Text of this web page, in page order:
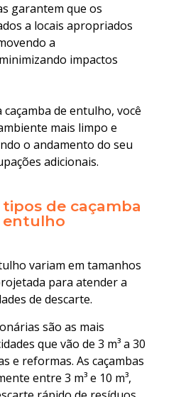
garantem que os
a locais apropriados
a
impactos
de entulho, você
mais limpo e
o andamento do seu
adicionais.
de caçamba
entulho
variam em tamanhos
para atender a
de descarte.
são as mais
que vão de 3 m³ a 30
e reformas. As caçambas
entre 3 m³ e 10 m³,